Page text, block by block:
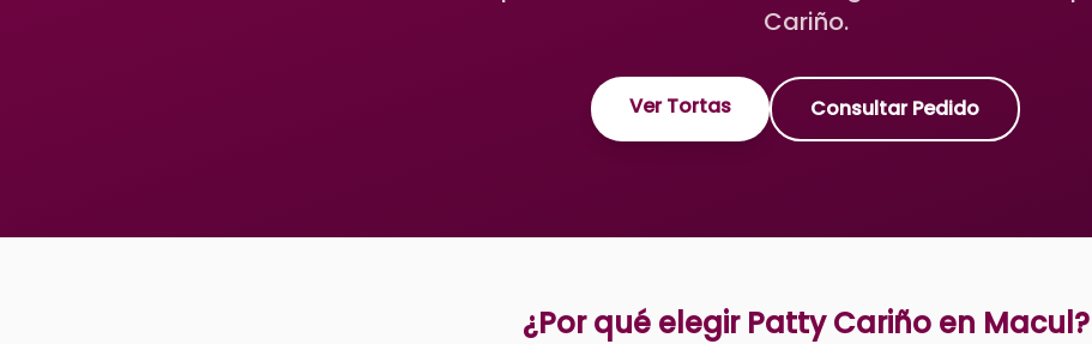
Cariño.
Ver Tortas Consultar Pedido
¿Por qué elegir Patty Cariño en Macul?